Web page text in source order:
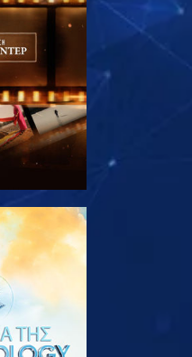
ΣΕΙΡΑ